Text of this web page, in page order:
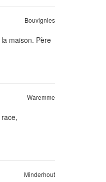
Bouvignies
maison. Père
Waremme
Minderhout